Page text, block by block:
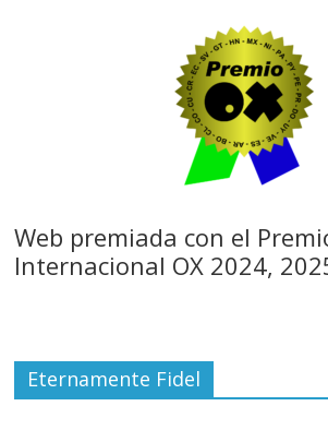
Web premiada con el
Internacional OX 2024,
Eternamente Fidel